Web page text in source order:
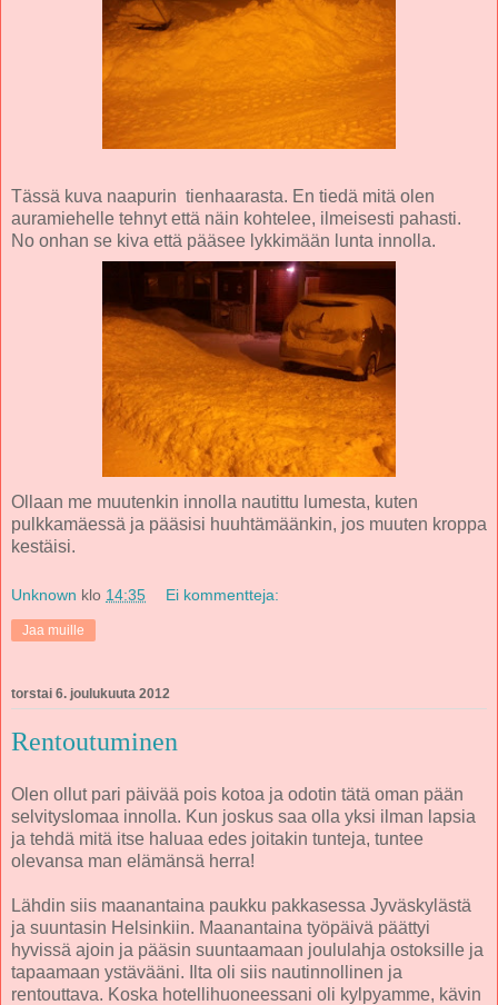
Tässä kuva naapurin tienhaarasta. En tiedä mitä olen
auramiehelle tehnyt että näin kohtelee, ilmeisesti pahasti.
No onhan se kiva että pääsee lykkimään lunta innolla.
Ollaan me muutenkin innolla nautittu lumesta, kuten
pulkkamäessä ja pääsisi huuhtämäänkin, jos muuten kroppa
kestäisi.
Unknown klo 14:35 Ei kommentteja:
Jaa muille
torstai 6. joulukuuta 2012
Rentoutuminen
Olen ollut pari päivää pois kotoa ja odotin tätä oman pään
selvityslomaa innolla. Kun joskus saa olla yksi ilman lapsia
ja tehdä mitä itse haluaa edes joitakin tunteja, tuntee
olevansa man elämänsä herra!
Lähdin siis maanantaina paukku pakkasessa Jyväskylästä
ja suuntasin Helsinkiin. Maanantaina työpäivä päättyi
hyvissä ajoin ja pääsin suuntaamaan joululahja ostoksille ja
tapaamaan ystävääni. Ilta oli siis nautinnollinen ja
rentouttava. Koska hotellihuoneessani oli kylpyamme, kävin